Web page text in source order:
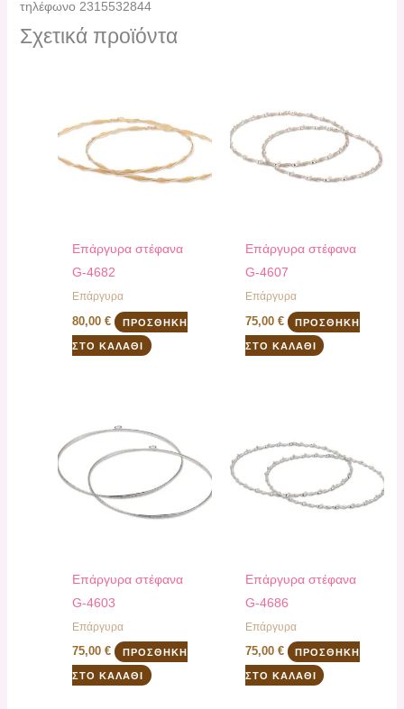
τηλέφωνο 2315532844
Σχετικά προϊόντα
Επάργυρα στέφανα
G-4682
Επάργυρα
80,00€ ΠΡΟΣΘΉΚΗ
ΣΤΟ ΚΑΛΆΘΙ
Επάργυρα στέφανα
G-4607
Επάργυρα
75,00 € ΠΡΟΣΘΉΚΗ
ΣΤΟ ΚΑΛΆΘΙ
Επάργυρα στέφανα
G-4603
Επάργυρα
75,00€ ΠΡΟΣΘΉΚΗ
ΣΤΟ ΚΑΛΆΘΙ
Επάργυρα στέφανα
G-4686
Επάργυρα
75,00 € ΠΡΟΣΘΉΚΗ
ΣΤΟ ΚΑΛΆΘΙ